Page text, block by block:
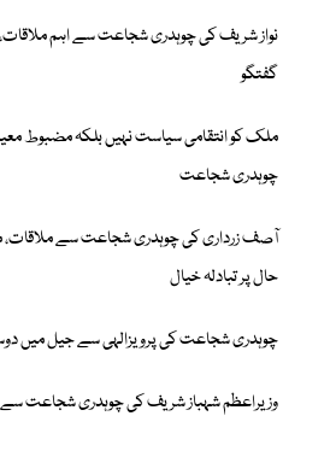
نواز شریف کی چوہدری شجاعت سے اہم
گفتگو
ملک کو انتقامی سیاست نہیں بلکہ مضبوط
چوہدری شجاعت
آصف زرداری کی چوہدری شجاعت سے
حال پر تبادلہ خیال
چوہدری شجاعت کی پرویزالہی سے جیل میں
وزیراعظم شہباز شریف کی چوہدری شجاعت سے